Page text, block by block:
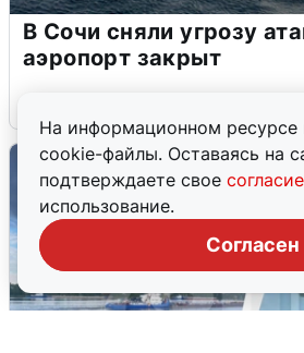
На информационном ресурсе
cookie-файлы. Оставаясь на
подтверждаете свое согласие
использование.
Согласен
В Сочи сняли угрозу
аэропорт закрыт